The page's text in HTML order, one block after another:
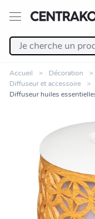
Nos
Décoration
Linge de
Meuble
Accueil Décoration
Diffuseur et accessoire
Diffuseur huiles